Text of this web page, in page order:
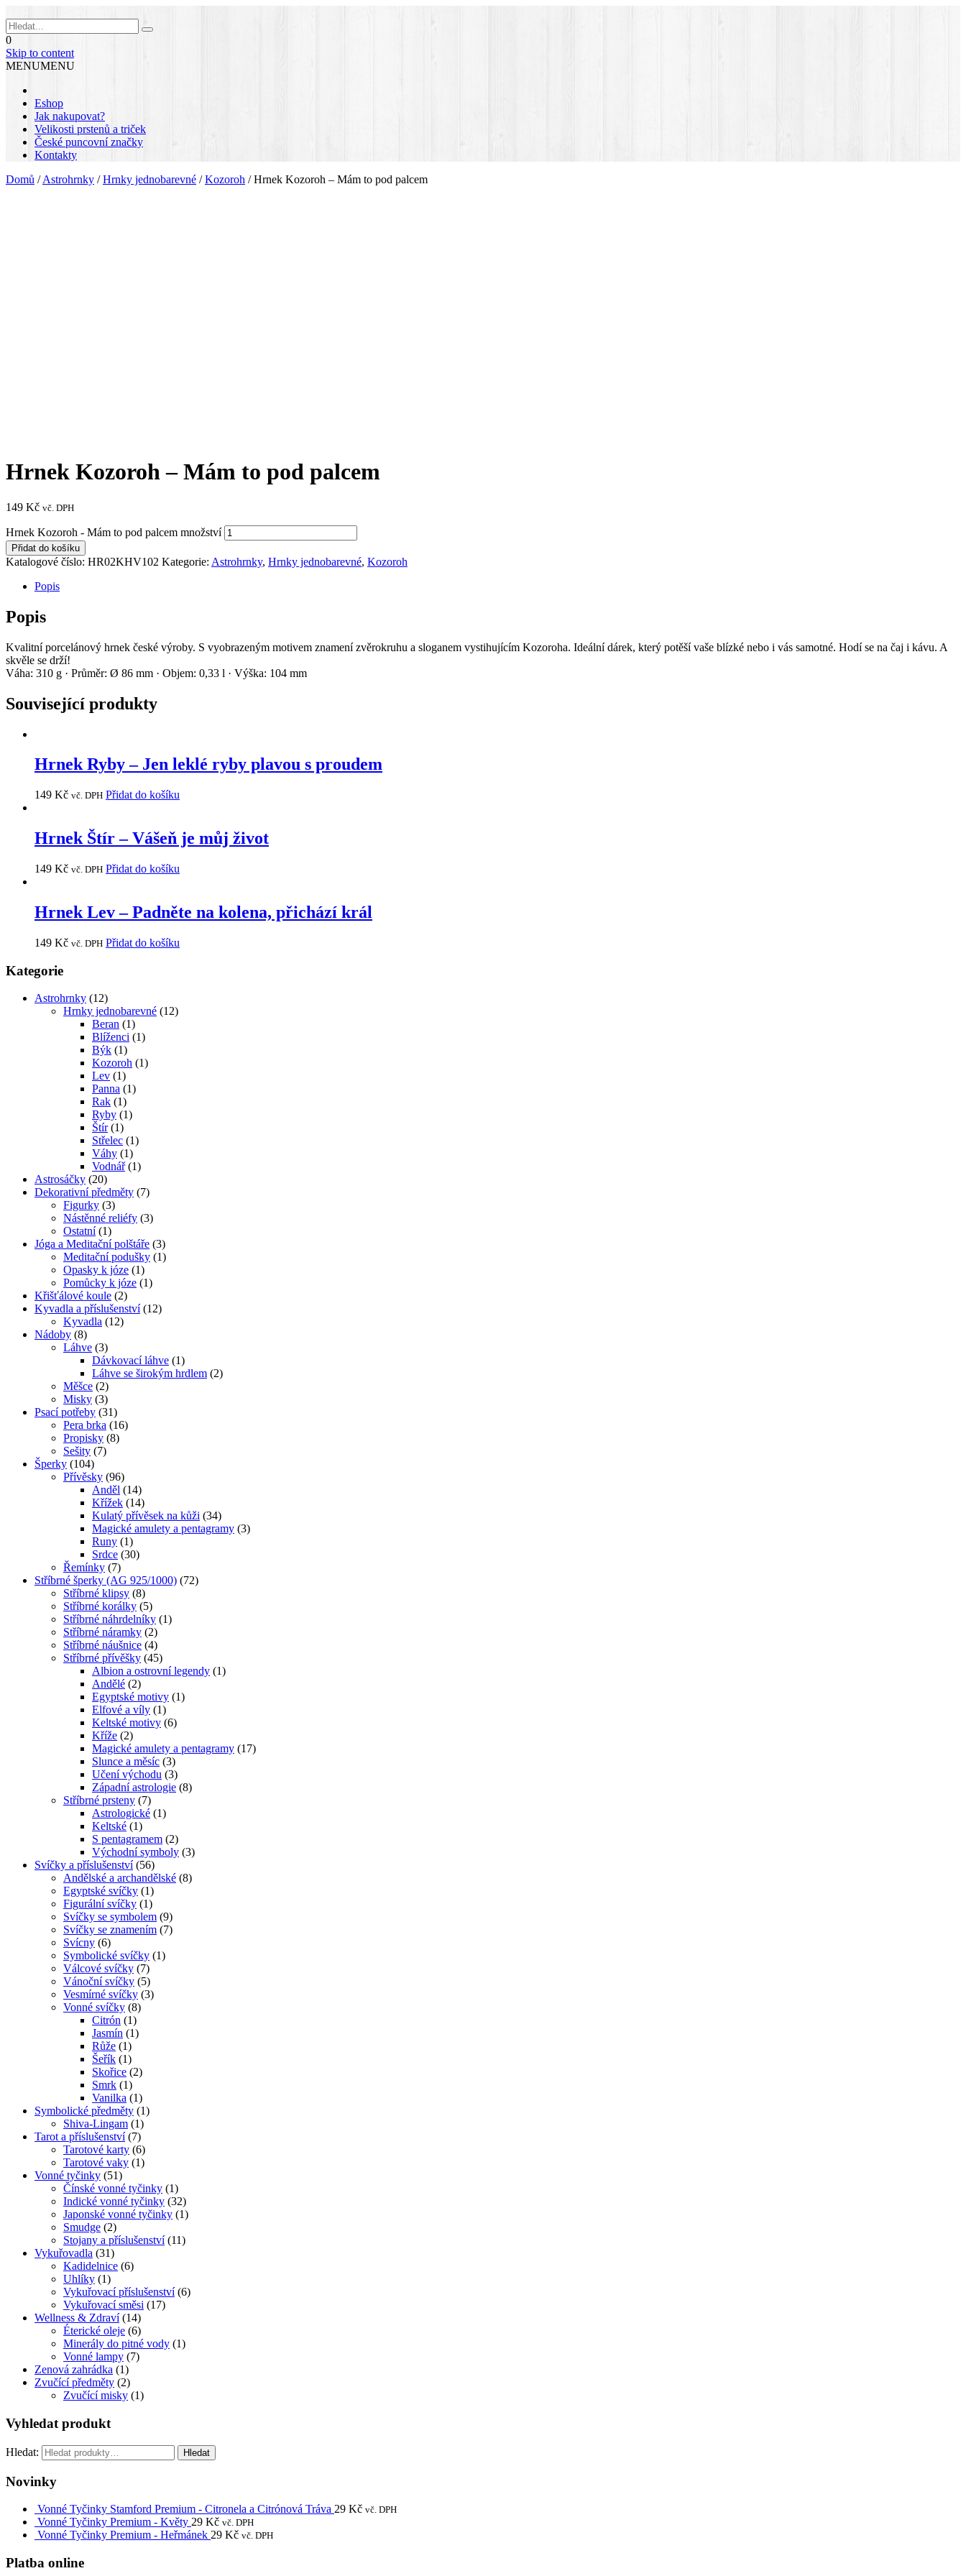
0
Skip to content
MENUMENU
Eshop
Jak nakupovat?
Velikosti prstenů a triček
České puncovní značky
Kontakty
Domů /Astrohrnky /Hrnky jednobarevné /Kozoroh /Hrnek Kozoroh – Mám to pod palcem
Hrnek Kozoroh – Mám to pod palcem
149 Kč vč. DPH
Hrnek Kozoroh - Mám to pod palcem množství
Přidat do košíku
Katalogové číslo: HR02KHV102 Kategorie: Astrohrnky, Hrnky jednobarevné, Kozoroh
Popis
Popis
Kvalitní porcelánový hrnek české výroby. S vyobrazeným motivem znamení zvěrokruhu a sloganem vystihujícím Kozoroha. Ideální dárek, který potěší vaše blízké nebo i vás samotné. Hodí se na čaj i kávu. A
skvěle se drží!
Váha: 310 g · Průměr: Ø 86 mm · Objem: 0,33 l · Výška: 104 mm
Související produkty
Hrnek Ryby – Jen leklé ryby plavou s proudem
149 Kč vč. DPH Přidat do košíku
Hrnek Štír – Vášeň je můj život
149 Kč vč. DPH Přidat do košíku
Hrnek Lev – Padněte na kolena, přichází král
149 Kč vč. DPH Přidat do košíku
Kategorie
Astrohrnky (12)
Hrnky jednobarevné (12)
Beran (1)
Blíženci (1)
Býk (1)
Kozoroh (1)
Lev (1)
Panna (1)
Rak (1)
Ryby (1)
Štír (1)
Střelec (1)
Váhy (1)
Vodnář (1)
Astrosáčky (20)
Dekorativní předměty (7)
Figurky (3)
Nástěnné reliéfy (3)
Ostatní (1)
Jóga a Meditační polštáře (3)
Meditační podušky (1)
Opasky k józe (1)
Pomůcky k józe (1)
Křišťálové koule (2)
Kyvadla a příslušenství (12)
Kyvadla (12)
Nádoby (8)
Láhve (3)
Dávkovací láhve (1)
Láhve se širokým hrdlem (2)
Měšce (2)
Misky (3)
Psací potřeby (31)
Pera brka (16)
Propisky (8)
Sešity (7)
Šperky (104)
Přívěsky (96)
Anděl (14)
Křížek (14)
Kulatý přívěsek na kůži (34)
Magické amulety a pentagramy (3)
Runy (1)
Srdce (30)
Řemínky (7)
Stříbrné šperky (AG 925/1000) (72)
Stříbrné klipsy (8)
Stříbrné korálky (5)
Stříbrné náhrdelníky (1)
Stříbrné náramky (2)
Stříbrné náušnice (4)
Stříbrné přívěšky (45)
Albion a ostrovní legendy (1)
Andělé (2)
Egyptské motivy (1)
Elfové a víly (1)
Keltské motivy (6)
Kříže (2)
Magické amulety a pentagramy (17)
Slunce a měsíc (3)
Učení východu (3)
Západní astrologie (8)
Stříbrné prsteny (7)
Astrologické (1)
Keltské (1)
S pentagramem (2)
Východní symboly (3)
Svíčky a příslušenství (56)
Andělské a archandělské (8)
Egyptské svíčky (1)
Figurální svíčky (1)
Svíčky se symbolem (9)
Svíčky se znamením (7)
Svícny (6)
Symbolické svíčky (1)
Válcové svíčky (7)
Vánoční svíčky (5)
Vesmírné svíčky (3)
Vonné svíčky (8)
Citrón (1)
Jasmín (1)
Růže (1)
Šeřík (1)
Skořice (2)
Smrk (1)
Vanilka (1)
Symbolické předměty (1)
Shiva-Lingam (1)
Tarot a příslušenství (7)
Tarotové karty (6)
Tarotové vaky (1)
Vonné tyčinky (51)
Čínské vonné tyčinky (1)
Indické vonné tyčinky (32)
Japonské vonné tyčinky (1)
Smudge (2)
Stojany a příslušenství (11)
Vykuřovadla (31)
Kadidelnice (6)
Uhlíky (1)
Vykuřovací příslušenství (6)
Vykuřovací směsi (17)
Wellness & Zdraví (14)
Éterické oleje (6)
Minerály do pitné vody (1)
Vonné lampy (7)
Zenová zahrádka (1)
Zvučící předměty (2)
Zvučící misky (1)
Vyhledat produkt
Hledat: Hledat
Novinky
Vonné Tyčinky Stamford Premium - Citronela a Citrónová Tráva 29 Kč vč. DPH
Vonné Tyčinky Premium - Květy 29 Kč vč. DPH
Vonné Tyčinky Premium - Heřmánek 29 Kč vč. DPH
Platba online